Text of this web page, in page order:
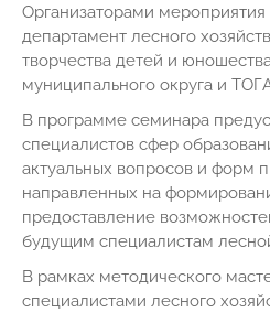
Организаторами
департамент лесного
творчества детей и
муниципального округа и
В программе семинара
специалистов сфер
актуальных вопросов и форм
направленных на
предоставление
будущим специалистам
В рамках методического
специалистами лесного